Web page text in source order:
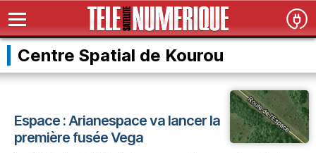
Centre Spatial de Kourou
Espace : Arianespace va lancer la
première fusée Vega